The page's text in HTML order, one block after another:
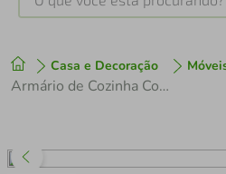
Casa e Decoração
Armário de Cozinha Completa 270 cm Rustic/Cinza Lux Madesa 06
1º tenis